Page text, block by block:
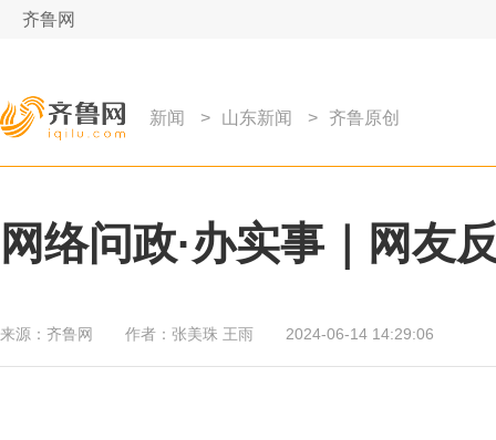
齐鲁网
新闻 > 山东新闻 > 齐鲁原创
网络问政·办实事｜网友
来源： 齐鲁网 作者： 张美珠 王雨 2024-06-14 14:29:06